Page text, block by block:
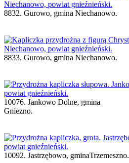
8832. Gurowo, gmina Niechanowo.
8833. Gurowo, gmina Niechanowo.
10076. Jankowo Dolne, gmina
Gniezno.
10092. Jastrzębowo, gminaTrzemeszno.